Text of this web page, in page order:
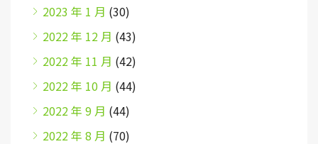
2023 年 1 月 (30)
2022 年 12 月 (43)
2022 年 11 月 (42)
2022 年 10 月 (44)
2022 年 9 月 (44)
2022 年 8 月 (70)